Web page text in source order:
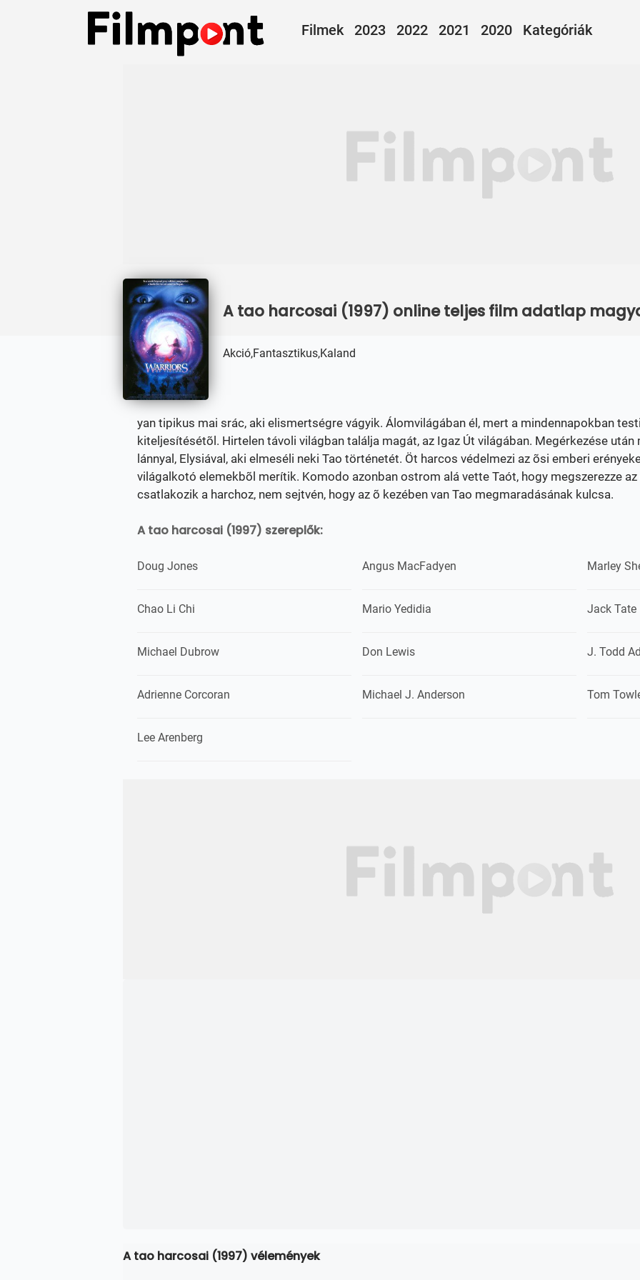
Filmek 2023 2022 2021 2020 Kategóriák
A tao harcosai (1997) online teljes film adatlap
Akció,Fantasztikus,Kaland
yan tipikus mai srác, aki elismertségre vágyik. Álomvilágában él, mert a mindennapokban
kiteljesítésétõl. Hirtelen távoli világban találja magát, az Igaz Út világában. Megérkezése
lánnyal, Elysiával, aki elmeséli neki Tao történetét. Öt harcos védelmezi az õsi emberi
világalkotó elemekbõl merítik. Komodo azonban ostrom alá vette Taót, hogy megszerezze
csatlakozik a harchoz, nem sejtvén, hogy az õ kezében van Tao megmaradásának kulcsa.
A tao harcosai (1997) szereplők:
Doug Jones Angus MacFadyen Marley
Chao Li Chi Mario Yedidia Jack Tate
Michael Dubrow Don Lewis J. Todd
Adrienne Corcoran Michael J. Anderson Tom
Lee Arenberg
A tao harcosai (1997) vélemények